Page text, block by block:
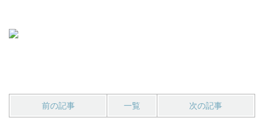
前の記事 一覧 次の記事